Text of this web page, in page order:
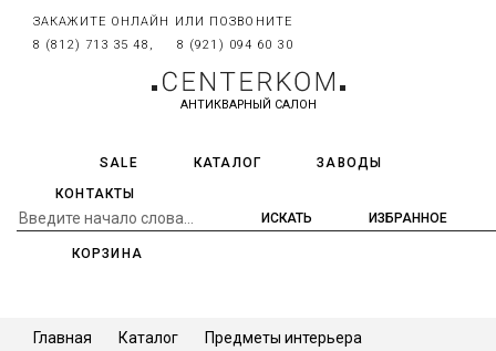
ЗАКАЖИТЕ ОНЛАЙН ИЛИ ПОЗВОНИТЕ
8 (812) 713 35 48,
8 (921) 094 60 30
АНТИКВАРНЫЙ САЛОН
SALE КАТАЛОГ
ЗАВОДЫ
КОНТАКТЫ
ИЗБРАННОЕ
КОРЗИНА
Главная Каталог
Предметы интерьера